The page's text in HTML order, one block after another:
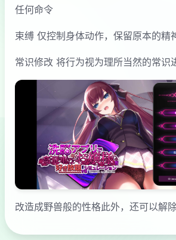
任何命令
束缚 仅控制身体动作，保留原本的精
常识修改 将行为视为理所当然的常识
改造成野兽般的性格此外，还可以解